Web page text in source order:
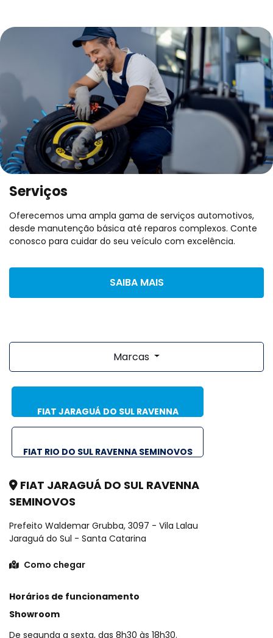
Serviços
Oferecemos uma ampla gama de serviços automotivos,
desde manutenção básica até reparos complexos. Conte
conosco para cuidar do seu veículo com excelência.
SAIBA MAIS
Marcas
FIAT JARAGUÁ DO SUL RAVENNA
FIAT RIO DO SUL RAVENNA SEMINOVOS
FIAT JARAGUÁ DO SUL RAVENNA
SEMINOVOS
Prefeito Waldemar Grubba, 3097 - Vila Lalau
Jaraguá do Sul - Santa Catarina
Como chegar
Horários de funcionamento
Showroom
De segunda a sexta, das 8h30 às 18h30.